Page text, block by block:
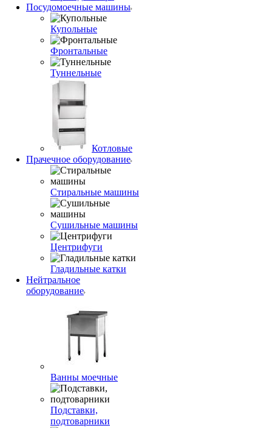
Посудомоечные машины
Купольные
Фронтальные
Туннельные
Котловые
Прачечное оборудование
Стиральные машины
Сушильные машины
Центрифуги
Гладильные катки
Нейтральное
оборудование
Ванны моечные
Подставки,
подтоварники